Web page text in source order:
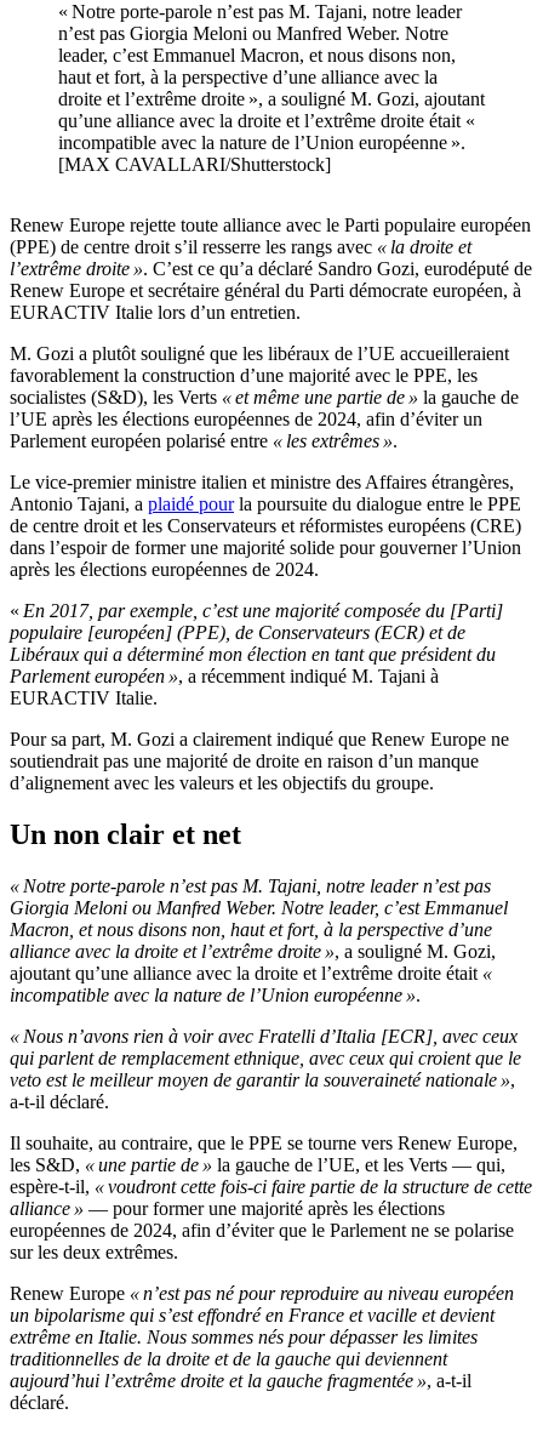
« Notre porte-parole n’est pas M. Tajani, notre leader
n’est pas Giorgia Meloni ou Manfred Weber. Notre
leader, c’est Emmanuel Macron, et nous disons non,
haut et fort, à la perspective d’une alliance avec la
droite et l’extrême droite », a souligné M. Gozi, ajoutant
qu’une alliance avec la droite et l’extrême droite était «
incompatible avec la nature de l’Union européenne ».
[MAX CAVALLARI/Shutterstock]
Renew Europe rejette toute alliance avec le Parti populaire européen
(PPE) de centre droit s’il resserre les rangs avec « la droite et
l’extrême droite ». C’est ce qu’a déclaré Sandro Gozi, eurodéputé de
Renew Europe et secrétaire général du Parti démocrate européen, à
EURACTIV Italie lors d’un entretien.
M. Gozi a plutôt souligné que les libéraux de l’UE accueilleraient
favorablement la construction d’une majorité avec le PPE, les
socialistes (S&D), les Verts « et même une partie de » la gauche de
l’UE après les élections européennes de 2024, afin d’éviter un
Parlement européen polarisé entre « les extrêmes ».
Le vice-premier ministre italien et ministre des Affaires étrangères,
Antonio Tajani, a plaidé pourla poursuite du dialogue entre le PPE
de centre droit et les Conservateurs et réformistes européens (CRE)
dans l’espoir de former une majorité solide pour gouverner l’Union
après les élections européennes de 2024.
« En 2017, par exemple, c’est une majorité composée du [Parti]
populaire [européen] (PPE), de Conservateurs (ECR) et de
Libéraux qui a déterminé mon élection en tant que président du
Parlement européen », a récemment indiqué M. Tajani à
EURACTIV Italie.
Pour sa part, M. Gozi a clairement indiqué que Renew Europe ne
soutiendrait pas une majorité de droite en raison d’un manque
d’alignement avec les valeurs et les objectifs du groupe.
Un non clair et net
« Notre porte-parole n’est pas M. Tajani, notre leader n’est pas
Giorgia Meloni ou Manfred Weber. Notre leader, c’est Emmanuel
Macron, et nous disons non, haut et fort, à la perspective d’une
alliance avec la droite et l’extrême droite », a souligné M. Gozi,
ajoutant qu’une alliance avec la droite et l’extrême droite était «
incompatible avec la nature de l’Union européenne ».
« Nous n’avons rien à voir avec Fratelli d’Italia [ECR], avec ceux
qui parlent de remplacement ethnique, avec ceux qui croient que le
veto est le meilleur moyen de garantir la souveraineté nationale »,
a-t-il déclaré.
Il souhaite, au contraire, que le PPE se tourne vers Renew Europe,
les S&D, « une partie de » la gauche de l’UE, et les Verts — qui,
espère-t-il, « voudront cette fois-ci faire partie de la structure de cette
alliance » — pour former une majorité après les élections
européennes de 2024, afin d’éviter que le Parlement ne se polarise
sur les deux extrêmes.
Renew Europe « n’est pas né pour reproduire au niveau européen
un bipolarisme qui s’est effondré en France et vacille et devient
extrême en Italie. Nous sommes nés pour dépasser les limites
traditionnelles de la droite et de la gauche qui deviennent
aujourd’hui l’extrême droite et la gauche fragmentée », a-t-il
déclaré.